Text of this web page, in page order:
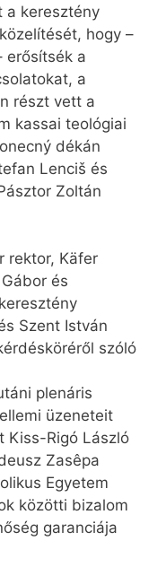
a keresztény
hogy –
erősítsék a
a
részt vett a
kassai teológiai
dékán
Lenciš és
Zoltán
rektor, Käfer
és
Szent István
szóló
plenáris
üzeneteit
Kiss-Rigó László
Zasêpa
Egyetem
közötti bizalom
garanciája